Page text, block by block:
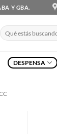
Y GBA.
Buscar
por:
DESPENSA